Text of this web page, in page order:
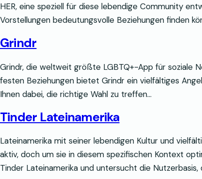
HER, eine speziell für diese lebendige Community
Vorstellungen bedeutungsvolle Beziehungen finden
Grindr
Grindr, die weltweit größte LGBTQ+-App für soziale
festen Beziehungen bietet Grindr ein vielfältiges
Ihnen dabei, die richtige Wahl zu treffen…
Tinder Lateinamerika
Lateinamerika mit seiner lebendigen Kultur und
aktiv, doch um sie in diesem spezifischen Kontext
Tinder Lateinamerika und untersucht die